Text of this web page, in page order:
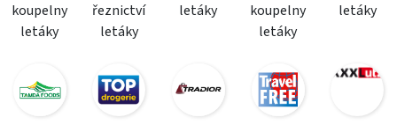
koupelny
letáky
řeznictví
letáky
letáky
koupelny
letáky
letáky